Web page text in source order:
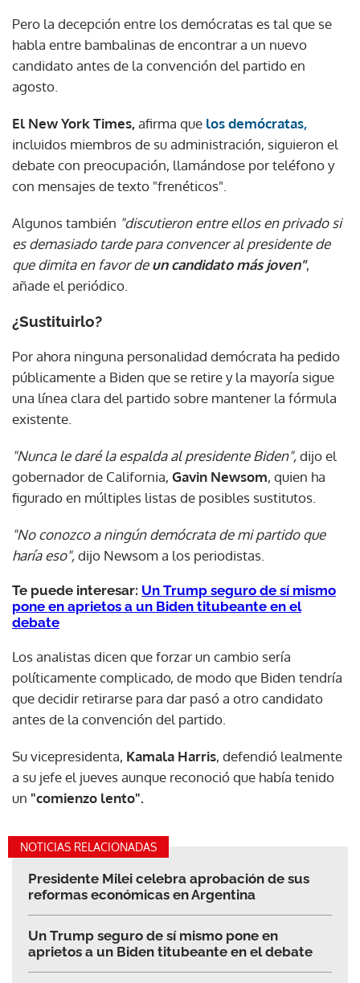
Pero la decepción entre los demócratas es tal que se
habla entre bambalinas de encontrar a un nuevo
candidato antes de la convención del partido en
agosto.
El New York Times,afirma que los demócratas,
incluidos miembros de su administración, siguieron el
debate con preocupación, llamándose por teléfono y
con mensajes de texto "frenéticos".
Algunos también "discutieron entre ellos en privado si
es demasiado tarde para convencer al presidente de
que dimita en favor deun candidato más joven",
añade el periódico.
¿Sustituirlo?
Por ahora ninguna personalidad demócrata ha pedido
públicamente a Biden que se retire y la mayoría sigue
una línea clara del partido sobre mantener la fórmula
existente.
"Nunca le daré la espalda al presidente Biden",dijo el
gobernador de California, Gavin Newsom, quien ha
figurado en múltiples listas de posibles sustitutos.
"No conozco a ningún demócrata de mi partido que
haría eso",dijo Newsom a los periodistas.
Te puede interesar: Un Trump seguro de sí mismo
pone en aprietos a un Biden titubeante en el
debate
Los analistas dicen que forzar un cambio sería
políticamente complicado, de modo que Biden tendría
que decidir retirarse para dar pasó a otro candidato
antes de la convención del partido.
Su vicepresidenta, Kamala Harris, defendió lealmente
a su jefe el jueves aunque reconoció que había tenido
un "comienzo lento".
NOTICIAS RELACIONADAS
Presidente Milei celebra aprobación de sus
reformas económicas en Argentina
Un Trump seguro de sí mismo pone en
aprietos a un Biden titubeante en el debate